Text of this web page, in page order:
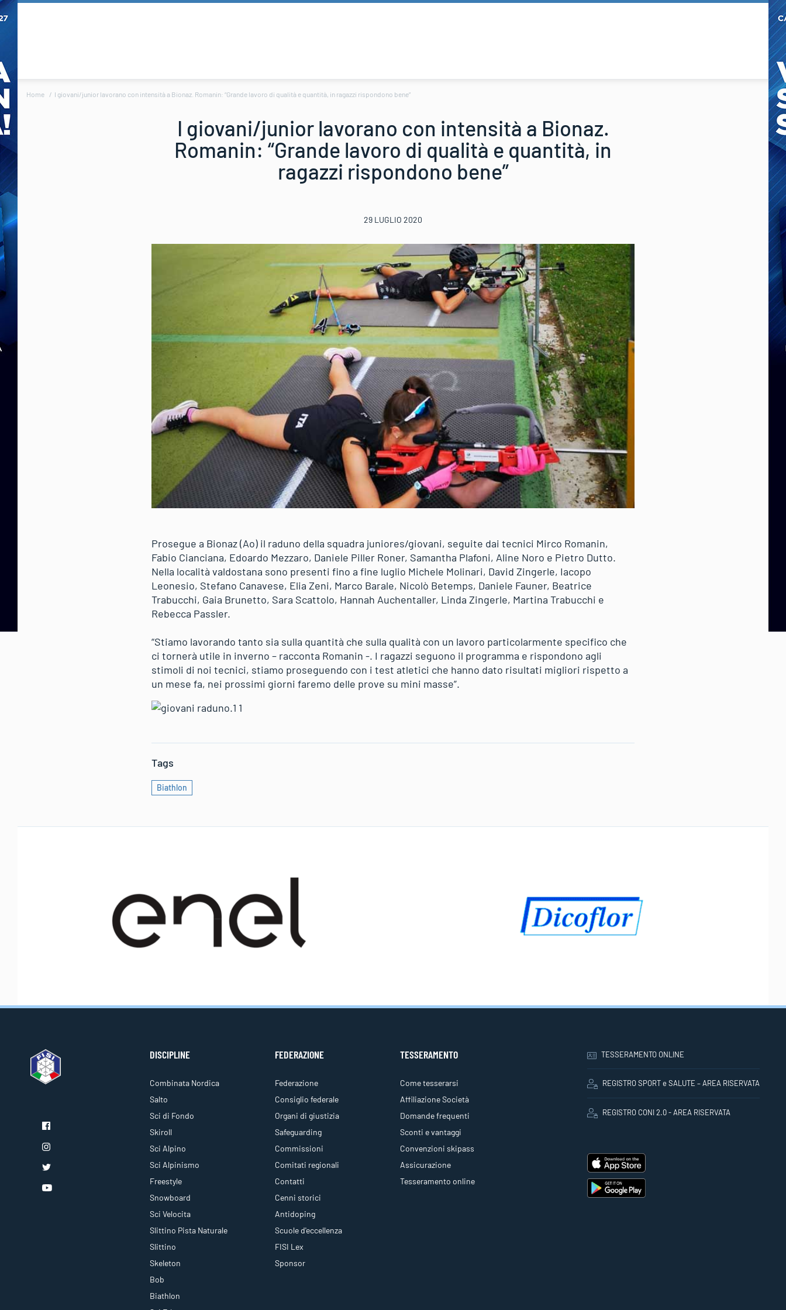
Home I giovani/junior lavorano con intensità a Bionaz. Romanin: “Grande lavoro di qualità e quantità, in ragazzi rispondono bene”
I giovani/junior lavorano con intensità a Bionaz.
Romanin: “Grande lavoro di qualità e quantità, in
ragazzi rispondono bene”
29 LUGLIO 2020
Prosegue a Bionaz (Ao) il raduno della squadra juniores/giovani, seguite dai tecnici Mirco Romanin,
Fabio Cianciana, Edoardo Mezzaro, Daniele Piller Roner, Samantha Plafoni, Aline Noro e Pietro Dutto.
Nella località valdostana sono presenti fino a fine luglio Michele Molinari, David Zingerle, Iacopo
Leonesio, Stefano Canavese, Elia Zeni, Marco Barale, Nicolò Betemps, Daniele Fauner, Beatrice
Trabucchi, Gaia Brunetto, Sara Scattolo, Hannah Auchentaller, Linda Zingerle, Martina Trabucchi e
Rebecca Passler.
“Stiamo lavorando tanto sia sulla quantità che sulla qualità con un lavoro particolarmente specifico che
ci tornerà utile in inverno – racconta Romanin -. I ragazzi seguono il programma e rispondono agli
stimoli di noi tecnici, stiamo proseguendo con i test atletici che hanno dato risultati migliori rispetto a
un mese fa, nei prossimi giorni faremo delle prove su mini masse”.
Tags
Biathlon
DISCIPLINE
Combinata Nordica
Salto
Sci di Fondo
Skiroll
Sci Alpino
Sci Alpinismo
Freestyle
Snowboard
Sci Velocita
Slittino Pista Naturale
Slittino
Skeleton
Bob
Biathlon
FEDERAZIONE
Federazione
Consiglio federale
Organi di giustizia
Safeguarding
Commissioni
Comitati regionali
Contatti
Cenni storici
Antidoping
Scuole d'eccellenza
FISI Lex
Sponsor
TESSERAMENTO
Come tesserarsi
Affiliazione Società
Domande frequenti
Sconti e vantaggi
Convenzioni skipass
Assicurazione
Tesseramento online
TESSERAMENTO ONLINE
REGISTRO SPORT e SALUTE – AREA RISERVATA
REGISTRO CONI 2.0 - AREA RISERVATA